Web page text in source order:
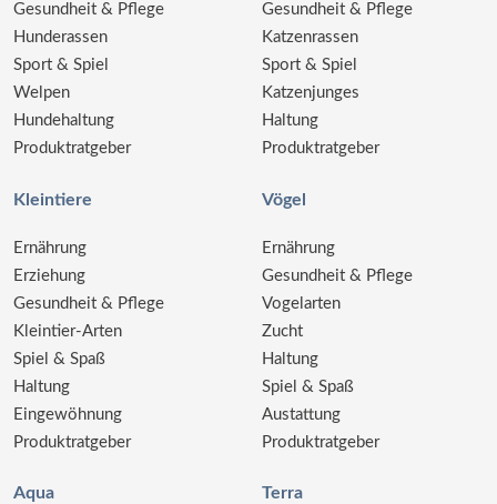
Gesundheit & Pflege
Hunderassen
Sport & Spiel
Welpen
Hundehaltung
Produktratgeber
Gesundheit & Pflege
Katzenrassen
Sport & Spiel
Katzenjunges
Haltung
Produktratgeber
Kleintiere
Ernährung
Erziehung
Gesundheit & Pflege
Kleintier-Arten
Spiel & Spaß
Haltung
Eingewöhnung
Produktratgeber
Vögel
Ernährung
Gesundheit & Pflege
Vogelarten
Zucht
Haltung
Spiel & Spaß
Austattung
Produktratgeber
Aqua Terra